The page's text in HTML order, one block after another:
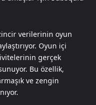
verilerinin oyun
Oyun içi
gerçek
Bu özellik,
ve zengin